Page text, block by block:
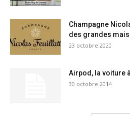
Champagne
des grandes
23 octobre 2020
Airpod, la voiture
30 octobre 2014